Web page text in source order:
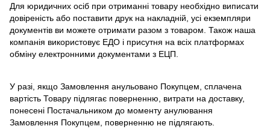
Для юридичних осіб при отриманні товару необхідно виписати
довіреність або поставити друк на накладній, усі екземпляри
документів ви можете отримати разом з товаром. Також наша
компанія використовує ЕДО і присутня на всіх платформах
обміну електронними документами з ЕЦП.
У разі, якщо Замовлення анульовано Покупцем, сплачена
вартість Товару підлягає поверненню, витрати на доставку,
понесені Постачальником до моменту анулювання
Замовлення Покупцем, поверненню не підлягають.